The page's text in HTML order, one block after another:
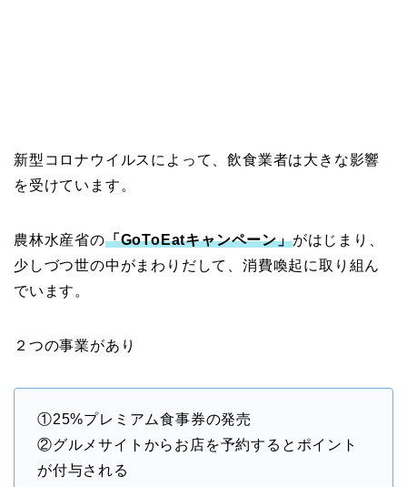
新型コロナウイルスによって、飲食業者は大きな影響
を受けています。
農林水産省の「GoToEatキャンペーン」がはじまり、
少しづつ世の中がまわりだして、消費喚起に取り組ん
でいます。
２つの事業があり
①25%プレミアム食事券の発売
②グルメサイトからお店を予約するとポイント
が付与される